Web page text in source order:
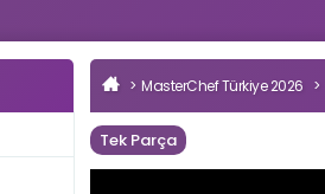
MasterChef Türkiye 2026
Tek Parça